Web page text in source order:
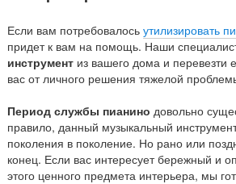
Если вам потребовалось утилизировать
придет к вам на помощь. Наши
инструментиз вашего дома и перевезти
вас от личного решения тяжелой
Период службы пианино довольно
правило, данный музыкальный
поколения в поколение. Но рано или
конец. Если вас интересует бережный и
этого ценного предмета интерьера, мы